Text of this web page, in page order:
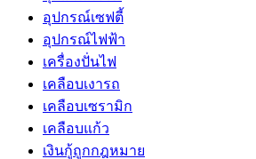
อุปกรณ์เซฟตี้
อุปกรณ์ไฟฟ้า
เครื่องปั่นไฟ
เคลือบเงารถ
เคลือบเซรามิก
เคลือบแก้ว
เงินกู้ถูกกฎหมาย